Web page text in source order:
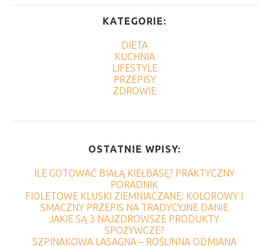
KATEGORIE:
DIETA
KUCHNIA
LIFESTYLE
PRZEPISY
ZDROWIE
OSTATNIE WPISY:
ILE GOTOWAĆ BIAŁĄ KIEŁBASĘ? PRAKTYCZNY
PORADNIK
FIOLETOWE KLUSKI ZIEMNIACZANE: KOLOROWY I
SMACZNY PRZEPIS NA TRADYCYJNE DANIE
JAKIE SĄ 3 NAJZDROWSZE PRODUKTY
SPOŻYWCZE?
SZPINAKOWA LASAGNA – ROŚLINNA ODMIANA